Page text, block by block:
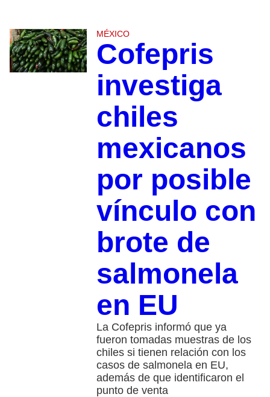
MÉXICO
Cofepris
investiga
chiles
mexicanos
por posible
vínculo con
brote de
salmonela
en EU
La Cofepris informó que ya
fueron tomadas muestras de los
chiles si tienen relación con los
casos de salmonela en EU,
además de que identificaron el
punto de venta